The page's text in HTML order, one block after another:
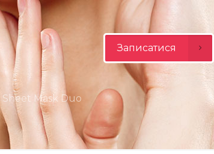
Mask Duo
Записатися